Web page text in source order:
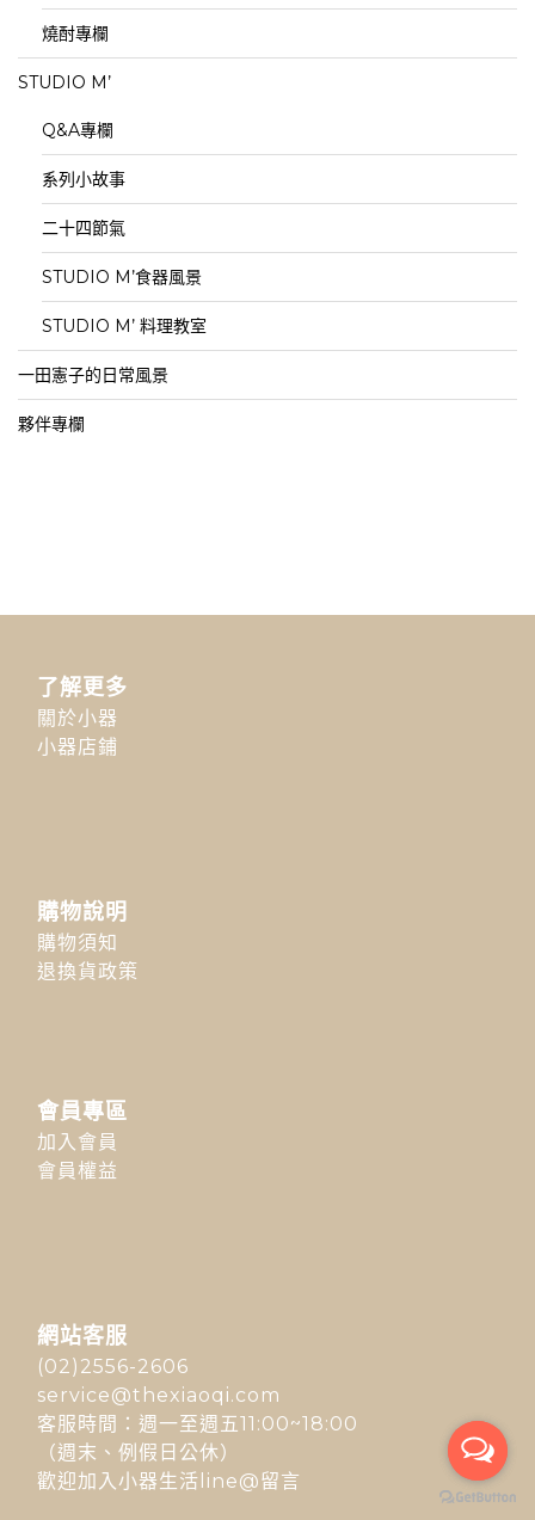
燒酎專欄
STUDIO M’
Q&A專欄
系列小故事
二十四節氣
STUDIO M’食器風景
STUDIO M’ 料理教室
一田憲子的日常風景
夥伴專欄
了解更多
關於小器
小器店鋪
購物說明
購物須知
退換貨政策
會員專區
加入會員
會員權益
網站客服
(02)2556-2606
service@thexiaoqi.com
客服時間：週一至週五11:00~18:00
（週末、例假日公休）
歡迎加入小器生活line@留言